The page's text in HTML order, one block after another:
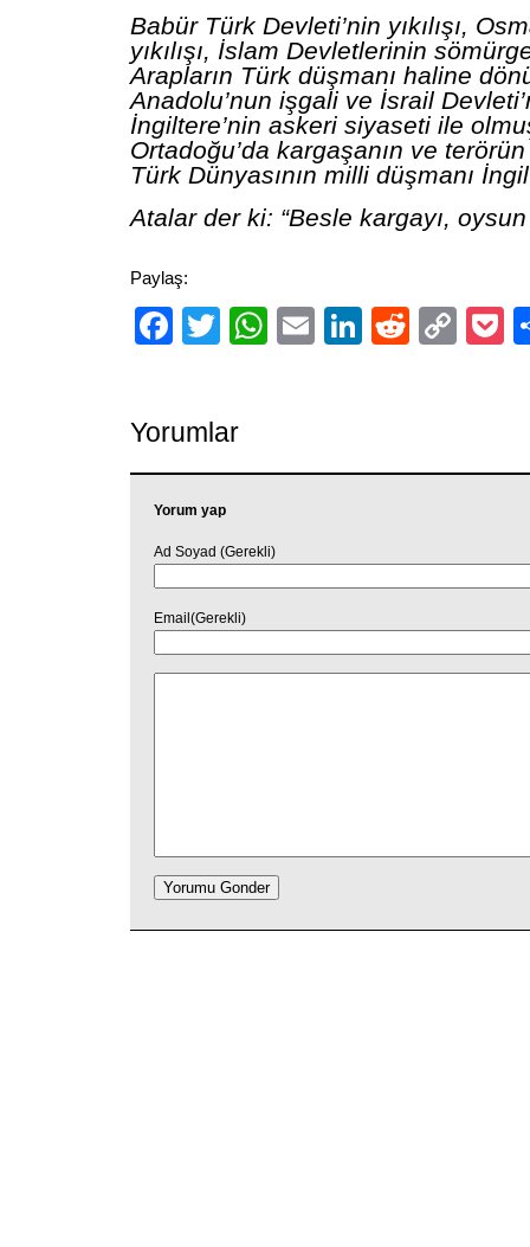
Babür Türk Devleti’nin yıkılışı,
yıkılışı, İslam Devletlerinin
Arapların Türk düşmanı haline
Anadolu’nun işgali ve İsrail
İngiltere’nin askeri siyaseti ile
Ortadoğu’da kargaşanın ve
Türk Dünyasının milli düşmanı
Atalar der ki: “Besle kargayı,
Paylaş:
Facebook
TwitterWhatsApp
EmailLinkedIn
Reddit
Yorumlar
Yorum yap
Ad Soyad (Gerekli)
Email(Gerekli)